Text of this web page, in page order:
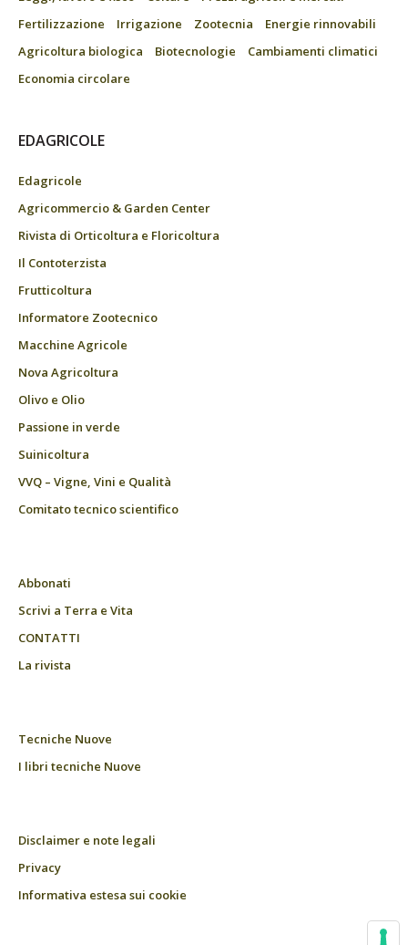
Fertilizzazione
Irrigazione Zootecnia
Energie rinnovabili
Agricoltura biologica
Biotecnologie
Cambiamenti climatici
Economia circolare
EDAGRICOLE
Edagricole
Agricommercio & Garden Center
Rivista di Orticoltura e Floricoltura
Il Contoterzista
Frutticoltura
Informatore Zootecnico
Macchine Agricole
Nova Agricoltura
Olivo e Olio
Passione in verde
Suinicoltura
VVQ – Vigne, Vini e Qualità
Comitato tecnico scientifico
Abbonati
Scrivi a Terra e Vita
CONTATTI
La rivista
Tecniche Nuove
I libri tecniche Nuove
Disclaimer e note legali
Privacy
Informativa estesa sui cookie